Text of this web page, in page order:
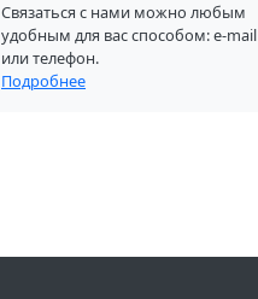
Связаться с нами можно любым
удобным для вас способом: e-mail
или телефон.
Подробнее